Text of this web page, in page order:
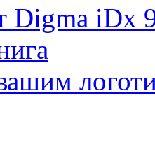
Digma iDx